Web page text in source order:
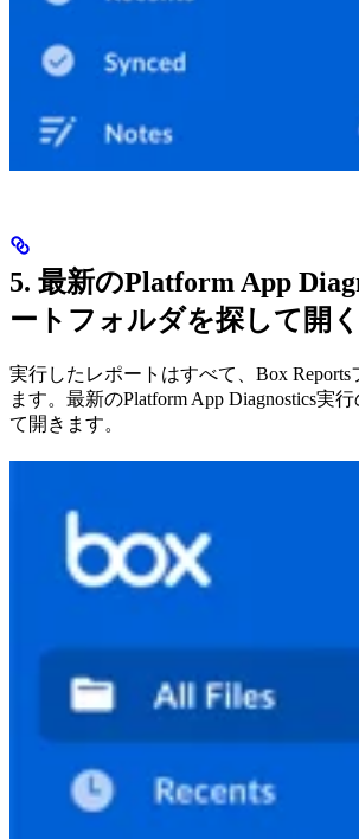
5. 最新のPlatform App
ートフォルダを探して開く
実行したレポートはすべて、Box
ます。最新のPlatform App Diagnostics実
て開きます。